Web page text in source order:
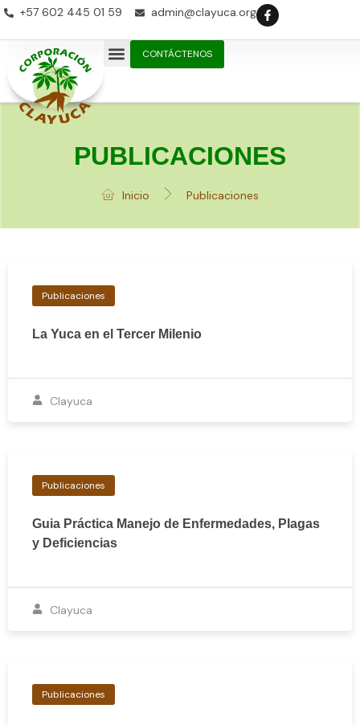
+57 602 445 01 59 admin@clayuca.org
CONTÁCTENOS
PUBLICACIONES
Inicio Publicaciones
Publicaciones
La Yuca en el Tercer Milenio
Clayuca
Publicaciones
Guia Práctica Manejo de Enfermedades, Plagas
y Deficiencias
Clayuca
Publicaciones